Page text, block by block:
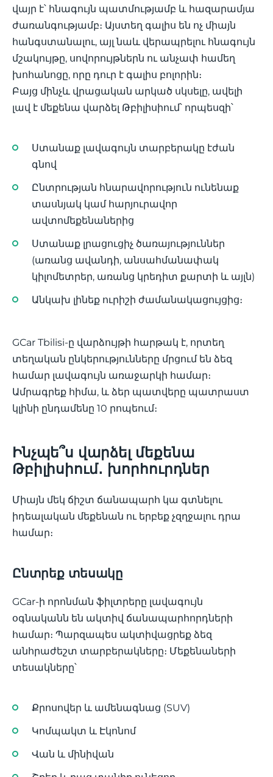
վայր է՝ հնագույն պատմությամբ և հազարամյա
ժառանգությամբ։ Այստեղ գալիս են ոչ միայն
հանգստանալու, այլ նաև վերապրելու հնագույն
մշակույթը, սովորույթներն ու անչափ համեղ
խոհանոցը, որը դուր է գալիս բոլորին։
Բայց մինչև վրացական արկած սկսելը, ավելի
լավ է մեքենա վարձել Թբիլիսիում՝ որպեսզի՝
Ստանաք լավագույն տարբերակը էժան
գնով
Ընտրության հնարավորություն ունենաք
տասնյակ կամ հարյուրավոր
ավտոմեքենաներից
Ստանաք լրացուցիչ ծառայություններ
(առանց ավանդի, անսահմանափակ
կիլոմետրեր, առանց կրեդիտ քարտի և այլն)
Անկախ լինեք ուրիշի ժամանակացույցից։
GCar Tbilisi-ը վարձույթի հարթակ է, որտեղ
տեղական ընկերությունները մրցում են ձեզ
համար լավագույն առաջարկի համար։
Ամրագրեք հիմա, և ձեր պատվերը պատրաստ
կլինի ընդամենը 10 րոպեում։
Ինչպե՞ս վարձել մեքենա
Թբիլիսիում․ խորհուրդներ
Միայն մեկ ճիշտ ճանապարհ կա գտնելու
իդեալական մեքենան ու երբեք չզղջալու դրա
համար։
Ընտրեք տեսակը
GCar-ի որոնման ֆիլտրերը լավագույն
օգնականն են ակտիվ ճանապարհորդների
համար։ Պարզապես ակտիվացրեք ձեզ
անհրաժեշտ տարբերակները։ Մեքենաների
տեսակները՝
Քրոսովեր և ամենագնաց (SUV)
Կոմպակտ և Էկոնոմ
Վան և մինիվան